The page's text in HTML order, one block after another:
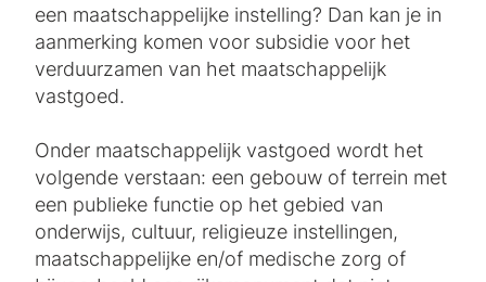
een maatschappelijke instelling? Dan kan je in
aanmerking komen voor subsidie voor het
verduurzamen van het maatschappelijk
vastgoed.
Onder maatschappelijk vastgoed wordt het
volgende verstaan: een gebouw of terrein met
een publieke functie op het gebied van
onderwijs, cultuur, religieuze instellingen,
maatschappelijke en/of medische zorg of